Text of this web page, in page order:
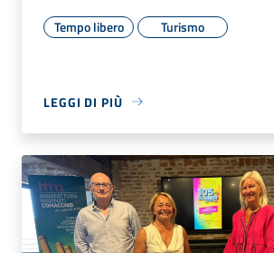
Tempo libero Turismo
LEGGI DI PIÙ